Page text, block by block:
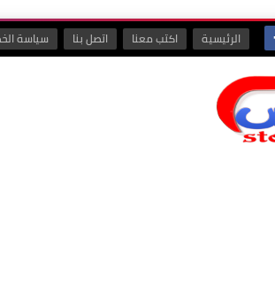
الرئيسية اكتب معنا اتصل بنا سياسة